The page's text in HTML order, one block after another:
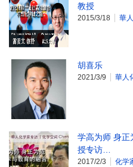
教授
2015/3/18 華
胡喜乐
2021/3/9 華人
学高为师 身正
授专访…
2017/2/3 化学